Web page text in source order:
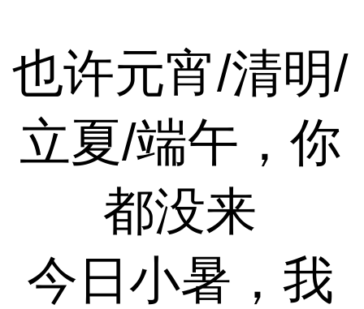
也许元宵/清明/
立夏/端午，你
都没来
今日小暑，我